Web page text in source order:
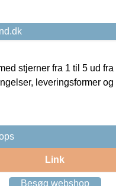
stjerner fra 1 til 5 ud fra
leveringsformer og
Link
Besøg webshop